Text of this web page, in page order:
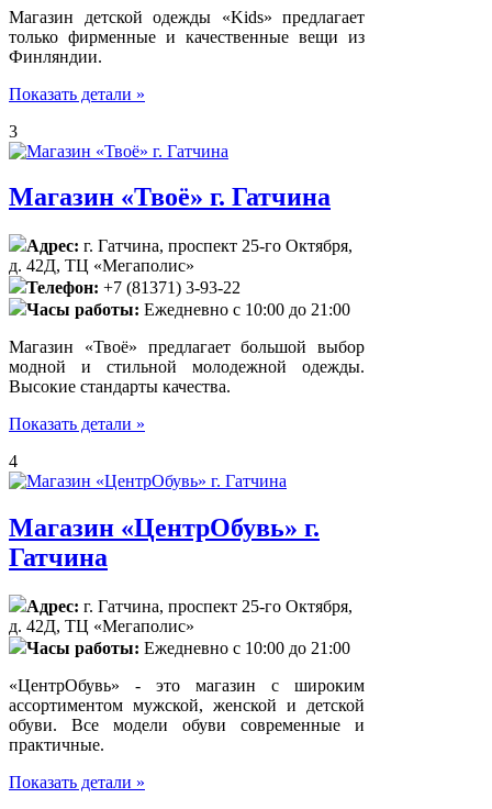
Магазин детской одежды «Kids» предлагает
только фирменные и качественные вещи из
Финляндии.
Показать детали »
3
Магазин «Твоё» г. Гатчина
Адрес: г. Гатчина, проспект 25-го Октября,
д. 42Д, ТЦ «Мегаполис»
Телефон: +7 (81371) 3-93-22
Часы работы: Ежедневно с 10:00 до 21:00
Магазин «Твоё» предлагает большой выбор
модной и стильной молодежной одежды.
Высокие стандарты качества.
Показать детали »
4
Магазин «ЦентрОбувь» г.
Гатчина
Адрес: г. Гатчина, проспект 25-го Октября,
д. 42Д, ТЦ «Мегаполис»
Часы работы: Ежедневно с 10:00 до 21:00
«ЦентрОбувь» - это магазин с широким
ассортиментом мужской, женской и детской
обуви. Все модели обуви современные и
практичные.
Показать детали »